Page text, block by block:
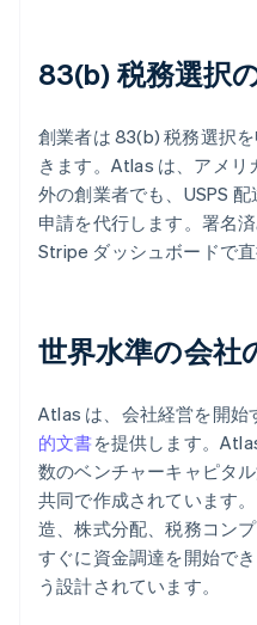
83(b) 税務選択
創業者は 83(b) 税務選択
きます。Atlas は、アメ
外の創業者でも、USPS
申請を代行します。署名
Stripe ダッシュボードで直
世界水準の会社
Atlas は、会社経営を開始
的文書を提供します。
数のベンチャーキャピタ
共同で作成されています
造、株式分配、税務コン
すぐに資金調達を開始で
う設計されています。